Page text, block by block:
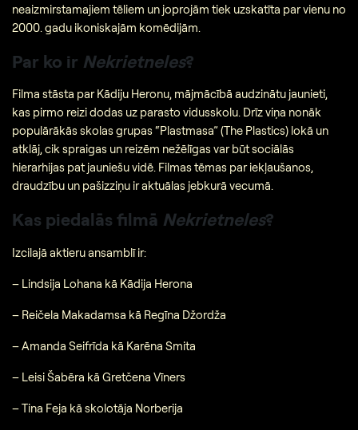
neaizmirstamajiem tēliem un joprojām tiek uzskatīta par vienu no
2000. gadu ikoniskajām komēdijām.
Par ko ir Nekrietneles?
Filma stāsta par Kādiju Heronu, mājmācībā audzinātu jaunieti,
kas pirmo reizi dodas uz parasto vidusskolu. Drīz viņa nonāk
populārākās skolas grupas “Plastmasa” (The Plastics) lokā un
atklāj, cik spraigas un reizēm nežēlīgas var būt sociālās
hierarhijas pat jauniešu vidē. Filmas tēmas par iekļaušanos,
draudzību un pašizziņu ir aktuālas jebkurā vecumā.
Kas piedalās filmā Nekrietneles?
Izcilajā aktieru ansamblī ir:
– Lindsija Lohana kā Kādija Herona
– Reičela Makadamsa kā Regīna Džordža
– Amanda Seifrīda kā Karēna Smita
– Leisi Šabēra kā Gretčena Vīners
– Tina Feja kā skolotāja Norberija